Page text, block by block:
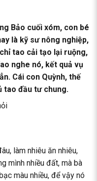
Bảo cuối xóm, con bé
là kỹ sư nông nghiệp,
tao cải tạo lại ruộng,
nghe nó, kết quả vụ
Cái con Quỳnh, thế
tao đầu tư chung.
làm nhiêu ăn nhiêu,
mình nhiều đất, mà bà
màu nhiều, để vậy nó